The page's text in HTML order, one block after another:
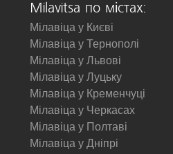
Milavitsa по містах:
Мілавіца у Києві
Мілавіца у Тернополі
Мілавіца у Львові
Мілавіца у Луцьку
Мілавіца у Кременчуці
Мілавіца у Черкасах
Мілавіца у Полтаві
Мілавіца у Дніпрі